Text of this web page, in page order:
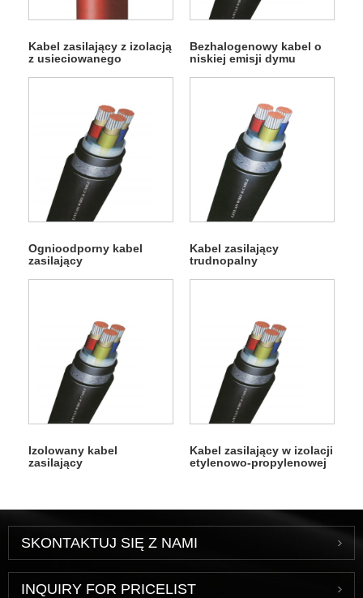
Kabel zasilający z izolacją
z usieciowanego
Bezhalogenowy kabel o
niskiej emisji dymu
Ognioodporny kabel
zasilający
Kabel zasilający
trudnopalny
Izolowany kabel
zasilający
Kabel zasilający w izolacji
etylenowo-propylenowej
SKONTAKTUJ SIĘ Z NAMI
INQUIRY FOR PRICELIST